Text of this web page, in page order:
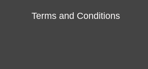
Terms and Conditions